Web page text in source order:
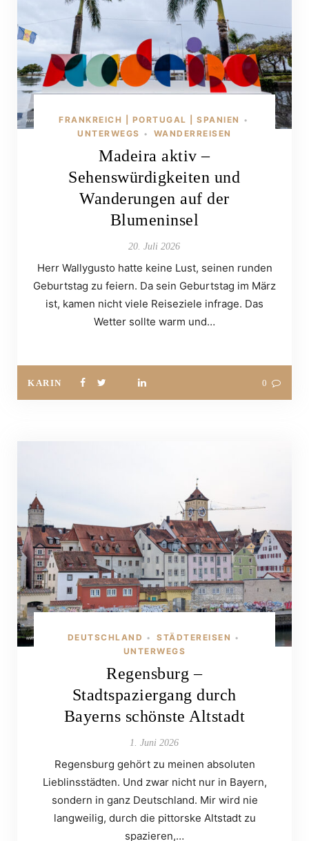
FRANKREICH | PORTUGAL | SPANIEN •
UNTERWEGS • WANDERREISEN
Madeira aktiv –
Sehenswürdigkeiten und
Wanderungen auf der
Blumeninsel
20. Juli 2026
Herr Wallygusto hatte keine Lust, seinen runden
Geburtstag zu feiern. Da sein Geburtstag im März
ist, kamen nicht viele Reiseziele infrage. Das
Wetter sollte warm und…
KARIN 0
DEUTSCHLAND • STÄDTEREISEN •
UNTERWEGS
Regensburg –
Stadtspaziergang durch
Bayerns schönste Altstadt
1. Juni 2026
Regensburg gehört zu meinen absoluten
Lieblinsstädten. Und zwar nicht nur in Bayern,
sondern in ganz Deutschland. Mir wird nie
langweilig, durch die pittorske Altstadt zu
spazieren,…